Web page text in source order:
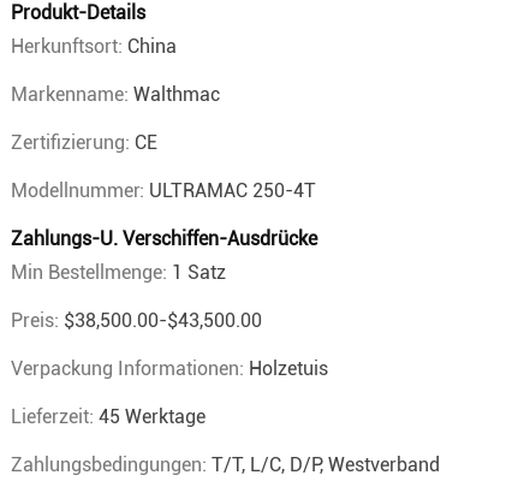
Produkt-Details
Herkunftsort: China
Markenname: Walthmac
Zertifizierung: CE
Modellnummer: ULTRAMAC 250-4T
Zahlungs-U. Verschiffen-Ausdrücke
Min Bestellmenge: 1 Satz
Preis: $38,500.00-$43,500.00
Verpackung Informationen: Holzetuis
Lieferzeit: 45 Werktage
Zahlungsbedingungen: T/T, L/C, D/P, Westverband